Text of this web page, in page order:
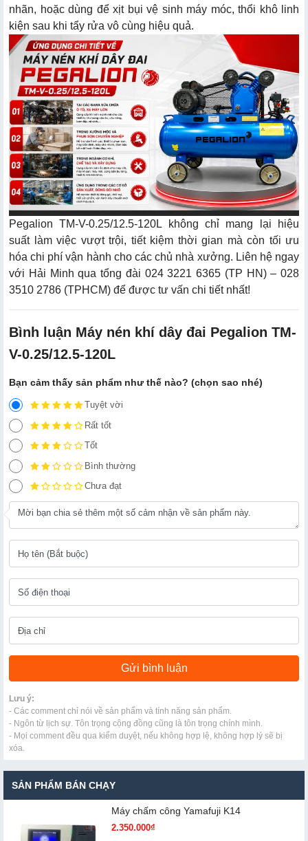
nhãn, hoặc dùng để xịt bụi vệ sinh máy móc, thổi khô linh
kiện sau khi tẩy rửa vô cùng hiệu quả.
Pegalion TM-V-0.25/12.5-120L không chỉ mang lại hiệu
suất làm việc vượt trội, tiết kiệm thời gian mà còn tối ưu
hóa chi phí vận hành cho các chủ nhà xưởng. Liên hệ ngay
với Hải Minh qua tổng đài 024 3221 6365 (TP HN) – 028
3510 2786 (TPHCM) để được tư vấn chi tiết nhất!
Bình luận Máy nén khí dây đai Pegalion TM-
V-0.25/12.5-120L
Bạn cảm thấy sản phẩm như thế nào? (chọn sao nhé)
Tuyệt vời
Rất tốt
Tốt
Bình thường
Chưa đạt
Lưu ý:
- Các comment chỉ nói về sản phẩm và tính năng sản phẩm.
- Ngôn từ lịch sự. Tôn trọng cộng đồng cũng là tôn trọng chính mình.
- Mọi comment đều qua kiểm duyệt, nếu không hợp lệ, không hợp lý sẽ bị
xóa.
SẢN PHẨM BÁN CHẠY
Máy chấm cô​ng Yamafuji K14
2.350.000₫